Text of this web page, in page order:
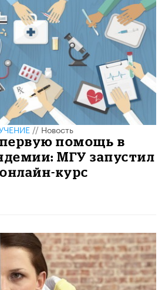
//Новость
первую помощь в
МГУ запустил
курс